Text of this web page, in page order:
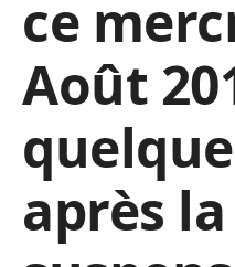
ce
Août
après la